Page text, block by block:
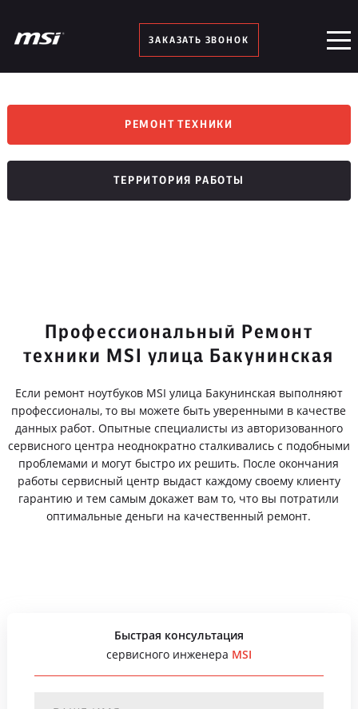
ЗАКАЗАТЬ ЗВОНОК
РЕМОНТ ТЕХНИКИ
ТЕРРИТОРИЯ РАБОТЫ
Профессиональный Ремонт
техники MSI улица Бакунинская
Если ремонт ноутбуков MSI улица Бакунинская выполняют
профессионалы, то вы можете быть уверенными в качестве
данных работ. Опытные специалисты из авторизованного
сервисного центра неоднократно сталкивались с подобными
проблемами и могут быстро их решить. После окончания
работы сервисный центр выдаст каждому своему клиенту
гарантию и тем самым докажет вам то, что вы потратили
оптимальные деньги на качественный ремонт.
Быстрая консультация
сервисного инженера MSI